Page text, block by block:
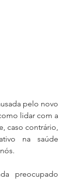
pelo novo
lidar com a
caso contrário,
na saúde
preocupado